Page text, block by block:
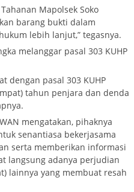
Mapolsek Soko
barang bukti dalam
lebih lanjut,” tegasnya.
melanggar pasal 303 KUHP
dengan pasal 303 KUHP
tahun penjara dan denda
mengatakan, pihaknya
senantiasa bekerjasama
serta memberikan informasi
langsung adanya perjudian
lainnya yang membuat resah